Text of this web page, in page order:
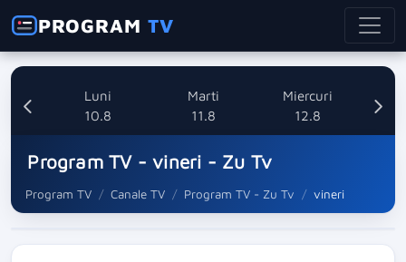
PROGRAMTV
Luni
10.8
Marti
11.8
Miercuri
12.8
Program TV - vineri - Zu Tv
Program TV Canale TV Program TV - Zu Tv vineri